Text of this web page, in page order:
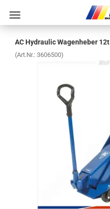
AC Hy­drau­lic Wa­gen­he­ber 12t
(Art.Nr.: 3606500)